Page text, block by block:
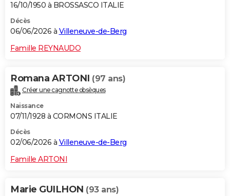
16/10/1950 à BROSSASCO ITALIE
Décès
06/06/2026 à Villeneuve-de-Berg
Famille REYNAUDO
Romana ARTONI (97 ans)
Créer une cagnotte obsèques
Naissance
07/11/1928 à CORMONS ITALIE
Décès
02/06/2026 à Villeneuve-de-Berg
Famille ARTONI
Marie GUILHON (93 ans)